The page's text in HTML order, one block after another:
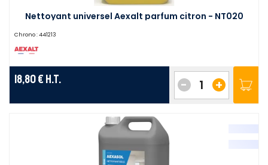
Nettoyant universel Aexalt parfum citron - NT020
Chrono : 441213
18,80 € H.T. +
-